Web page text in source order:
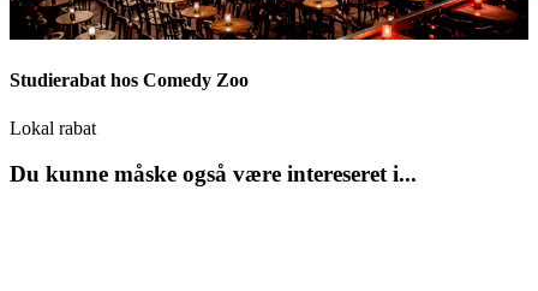
Studierabat hos Comedy Zoo
Lokal rabat
Du kunne måske også være intereseret i...